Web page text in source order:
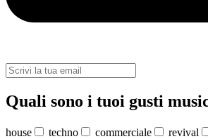
Quali sono i tuoi gusti
house techno commerciale
revival